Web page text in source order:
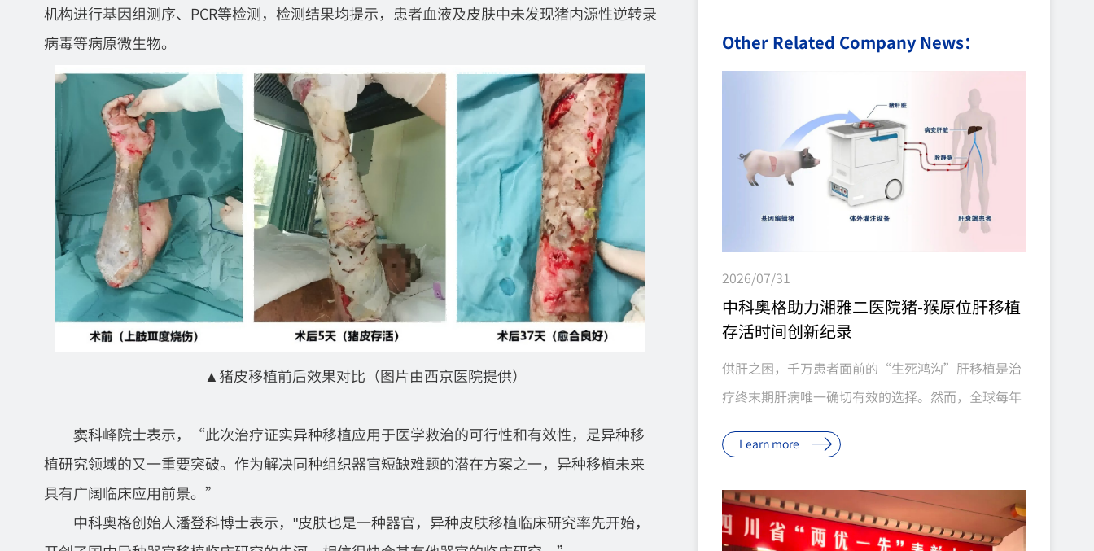
机构进行基因组测序、PCR等检测，检测结果均提示，患者血液及皮肤中未发现猪内源性逆转录
病毒等病原微生物。
▲猪皮移植前后效果对比（图片由西京医院提供）
窦科峰院士表示，“此次治疗证实异种移植应用于医学救治的可行性和有效性，是异种移
植研究领域的又一重要突破。作为解决同种组织器官短缺难题的潜在方案之一，异种移植未来
具有广阔临床应用前景。”
中科奥格创始人潘登科博士表示，"皮肤也是一种器官，异种皮肤移植临床研究率先开始，
格基因编辑供体猪...
Other Related Company News：
2026/07/31
中科奥格助力湘雅二医院猪-猴原位肝移植
存活时间创新纪录
供肝之困，千万患者面前的“生死鸿沟”肝移植是治
疗终末期肝病唯一确切有效的选择。然而，全球每年
约30万终末期肝病患者亟需肝移植，而年供肝量仅约
肝移植，全年仅完成7188例手术，仅占登记等待患者
的28.6%；截至年末，10859例患者因病情变化或死
Learn more